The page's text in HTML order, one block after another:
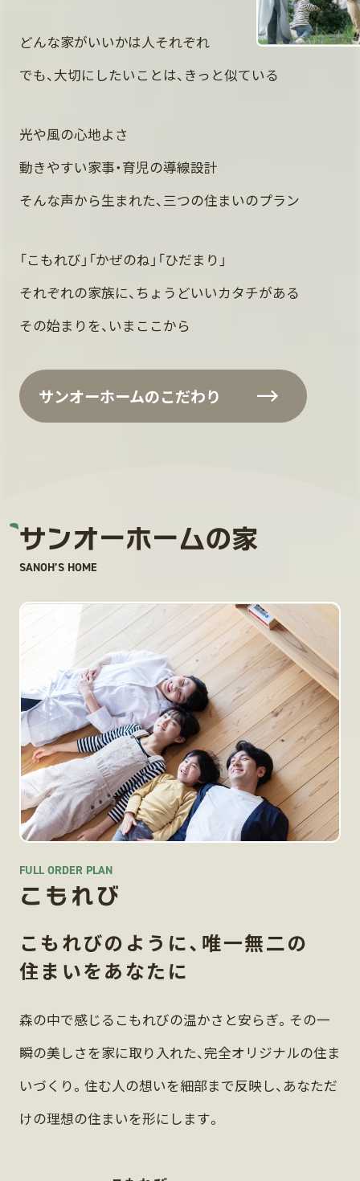
どんな家がいいかは人それぞれ
でも、大切にしたいことは、きっと似ている
光や風の心地よさ
動きやすい家事・育児の導線設計
そんな声から生まれた、三つの住まいのプラン
「こもれび」「かぜのね」「ひだまり」
それぞれの家族に、ちょうどいいカタチがある
その始まりを、いまここから
サンオーホームのこだわり
サンオーホームの家
SANOH’S HOME
FULL ORDER PLAN
こもれび
こもれびのように、唯一無二の
住まいをあなたに
森の中で感じるこもれびの温かさと安らぎ。その一
瞬の美しさを家に取り入れた、完全オリジナルの住ま
いづくり。住む人の想いを細部まで反映し、あなただ
けの理想の住まいを形にします。